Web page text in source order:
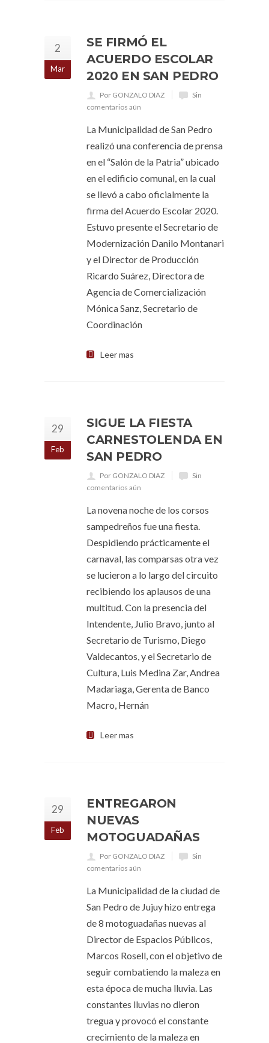
2
Mar
SE FIRMÓ EL
ACUERDO ESCOLAR
2020 EN SAN PEDRO
Por GONZALO DIAZ
Sin
comentarios aún
La Municipalidad de San Pedro
realizó una conferencia de prensa
en el “Salón de la Patria” ubicado
en el edificio comunal, en la cual
se llevó a cabo oficialmente la
firma del Acuerdo Escolar 2020.
Estuvo presente el Secretario de
Modernización Danilo Montanari
y el Director de Producción
Ricardo Suárez, Directora de
Agencia de Comercialización
Mónica Sanz, Secretario de
Coordinación
Leer mas
29
Feb
SIGUE LA FIESTA
CARNESTOLENDA EN
SAN PEDRO
Por GONZALO DIAZ
Sin
comentarios aún
La novena noche de los corsos
sampedreños fue una fiesta.
Despidiendo prácticamente el
carnaval, las comparsas otra vez
se lucieron a lo largo del circuito
recibiendo los aplausos de una
multitud. Con la presencia del
Intendente, Julio Bravo, junto al
Secretario de Turismo, Diego
Valdecantos, y el Secretario de
Cultura, Luis Medina Zar, Andrea
Madariaga, Gerenta de Banco
Macro, Hernán
Leer mas
29
Feb
ENTREGARON
NUEVAS
MOTOGUADAÑAS
Por GONZALO DIAZ
Sin
comentarios aún
La Municipalidad de la ciudad de
San Pedro de Jujuy hizo entrega
de 8 motoguadañas nuevas al
Director de Espacios Públicos,
Marcos Rosell, con el objetivo de
seguir combatiendo la maleza en
esta época de mucha lluvia. Las
constantes lluvias no dieron
tregua y provocó el constante
crecimiento de la maleza en